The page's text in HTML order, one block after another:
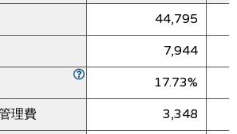
44,795
7,944
17.73%
理費
3,348